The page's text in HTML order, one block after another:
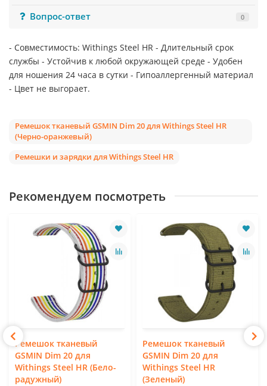
Вопрос-ответ
0
- Совместимость: Withings Steel HR - Длительный срок
службы - Устойчив к любой окружающей среде - Удобен
для ношения 24 часа в сутки - Гипоаллергенный материал
- Цвет не выгорает.
Ремешок тканевый GSMIN Dim 20 для Withings Steel HR
(Черно-оранжевый)
Ремешки и зарядки для Withings Steel HR
Рекомендуем посмотреть
Ремешок тканевый
GSMIN Dim 20 для
Withings Steel HR (Бело-
радужный)
Ремешок тканевый
GSMIN Dim 20 для
Withings Steel HR
(Зеленый)